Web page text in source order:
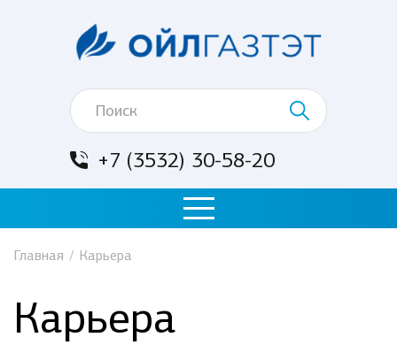
+7 (3532) 30-58-20
Главная / Карьера
Карьера